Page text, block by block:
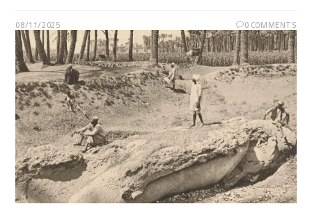
0 COMMENTS
08/11/2025